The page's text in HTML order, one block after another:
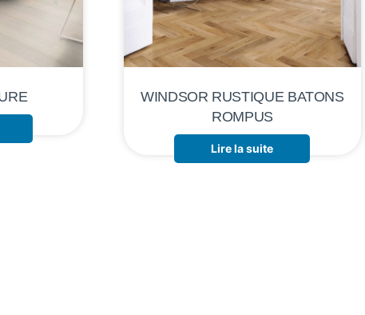
WINDSOR RUSTIQUE BATONS
ROMPUS
Lire la suite